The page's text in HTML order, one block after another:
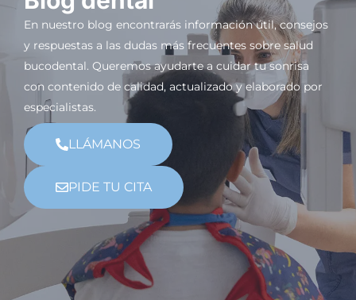
En nuestro blog encontrarás información útil, consejos
y respuestas a las dudas más frecuentes sobre salud
bucodental. Queremos ayudarte a cuidar tu sonrisa
con contenido de calidad, actualizado y elaborado por
especialistas.
LLÁMANOS
PIDE TU CITA